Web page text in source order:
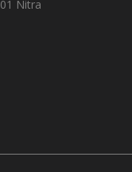
Nitra